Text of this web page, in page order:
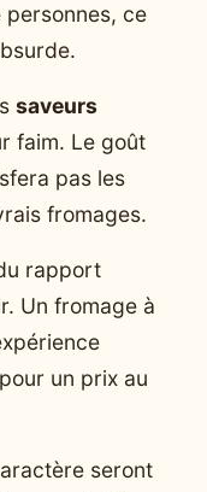
ce
saveurs
faim. Le goût
pas les
fromages.
rapport
Un fromage à
un prix au
seront